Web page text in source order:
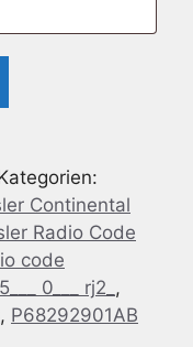
Continental
Radio Code
code
0___ rj2_ ,
, P68292901AB